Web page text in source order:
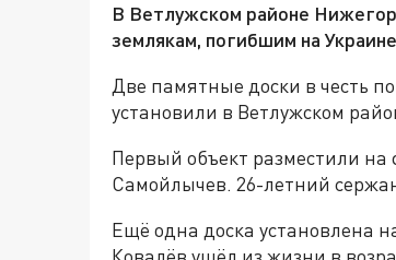
В Ветлужском районе
землякам, погибшим на
Две памятные доски в честь
установили в Ветлужском
Первый объект разместили на
Самойлычев. 26-летний
Ещё одна доска установлена